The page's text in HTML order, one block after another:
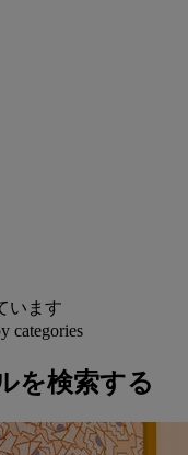
います
categories
を検索する